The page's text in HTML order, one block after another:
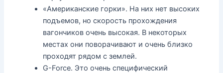
«Американские горки». На них нет высоких
подъемов, но скорость прохождения
вагончиков очень высокая. В некоторых
местах они поворачивают и очень близко
проходят рядом с землей.
G-Force. Это очень специфический